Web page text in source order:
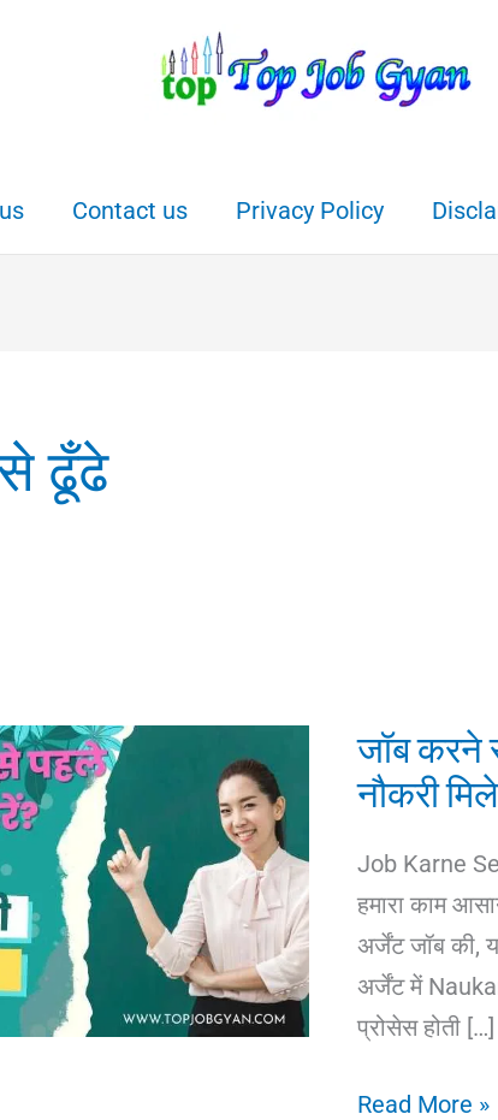
Contact us Privacy Policy
ढूँढे
जॉब करने
नौकरी
Job Karne
हमारा काम
अर्जेंट जॉब की,
अर्जेंट में
प्रोसेस होती […]
जॉब
Read More »